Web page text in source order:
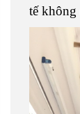
tế không